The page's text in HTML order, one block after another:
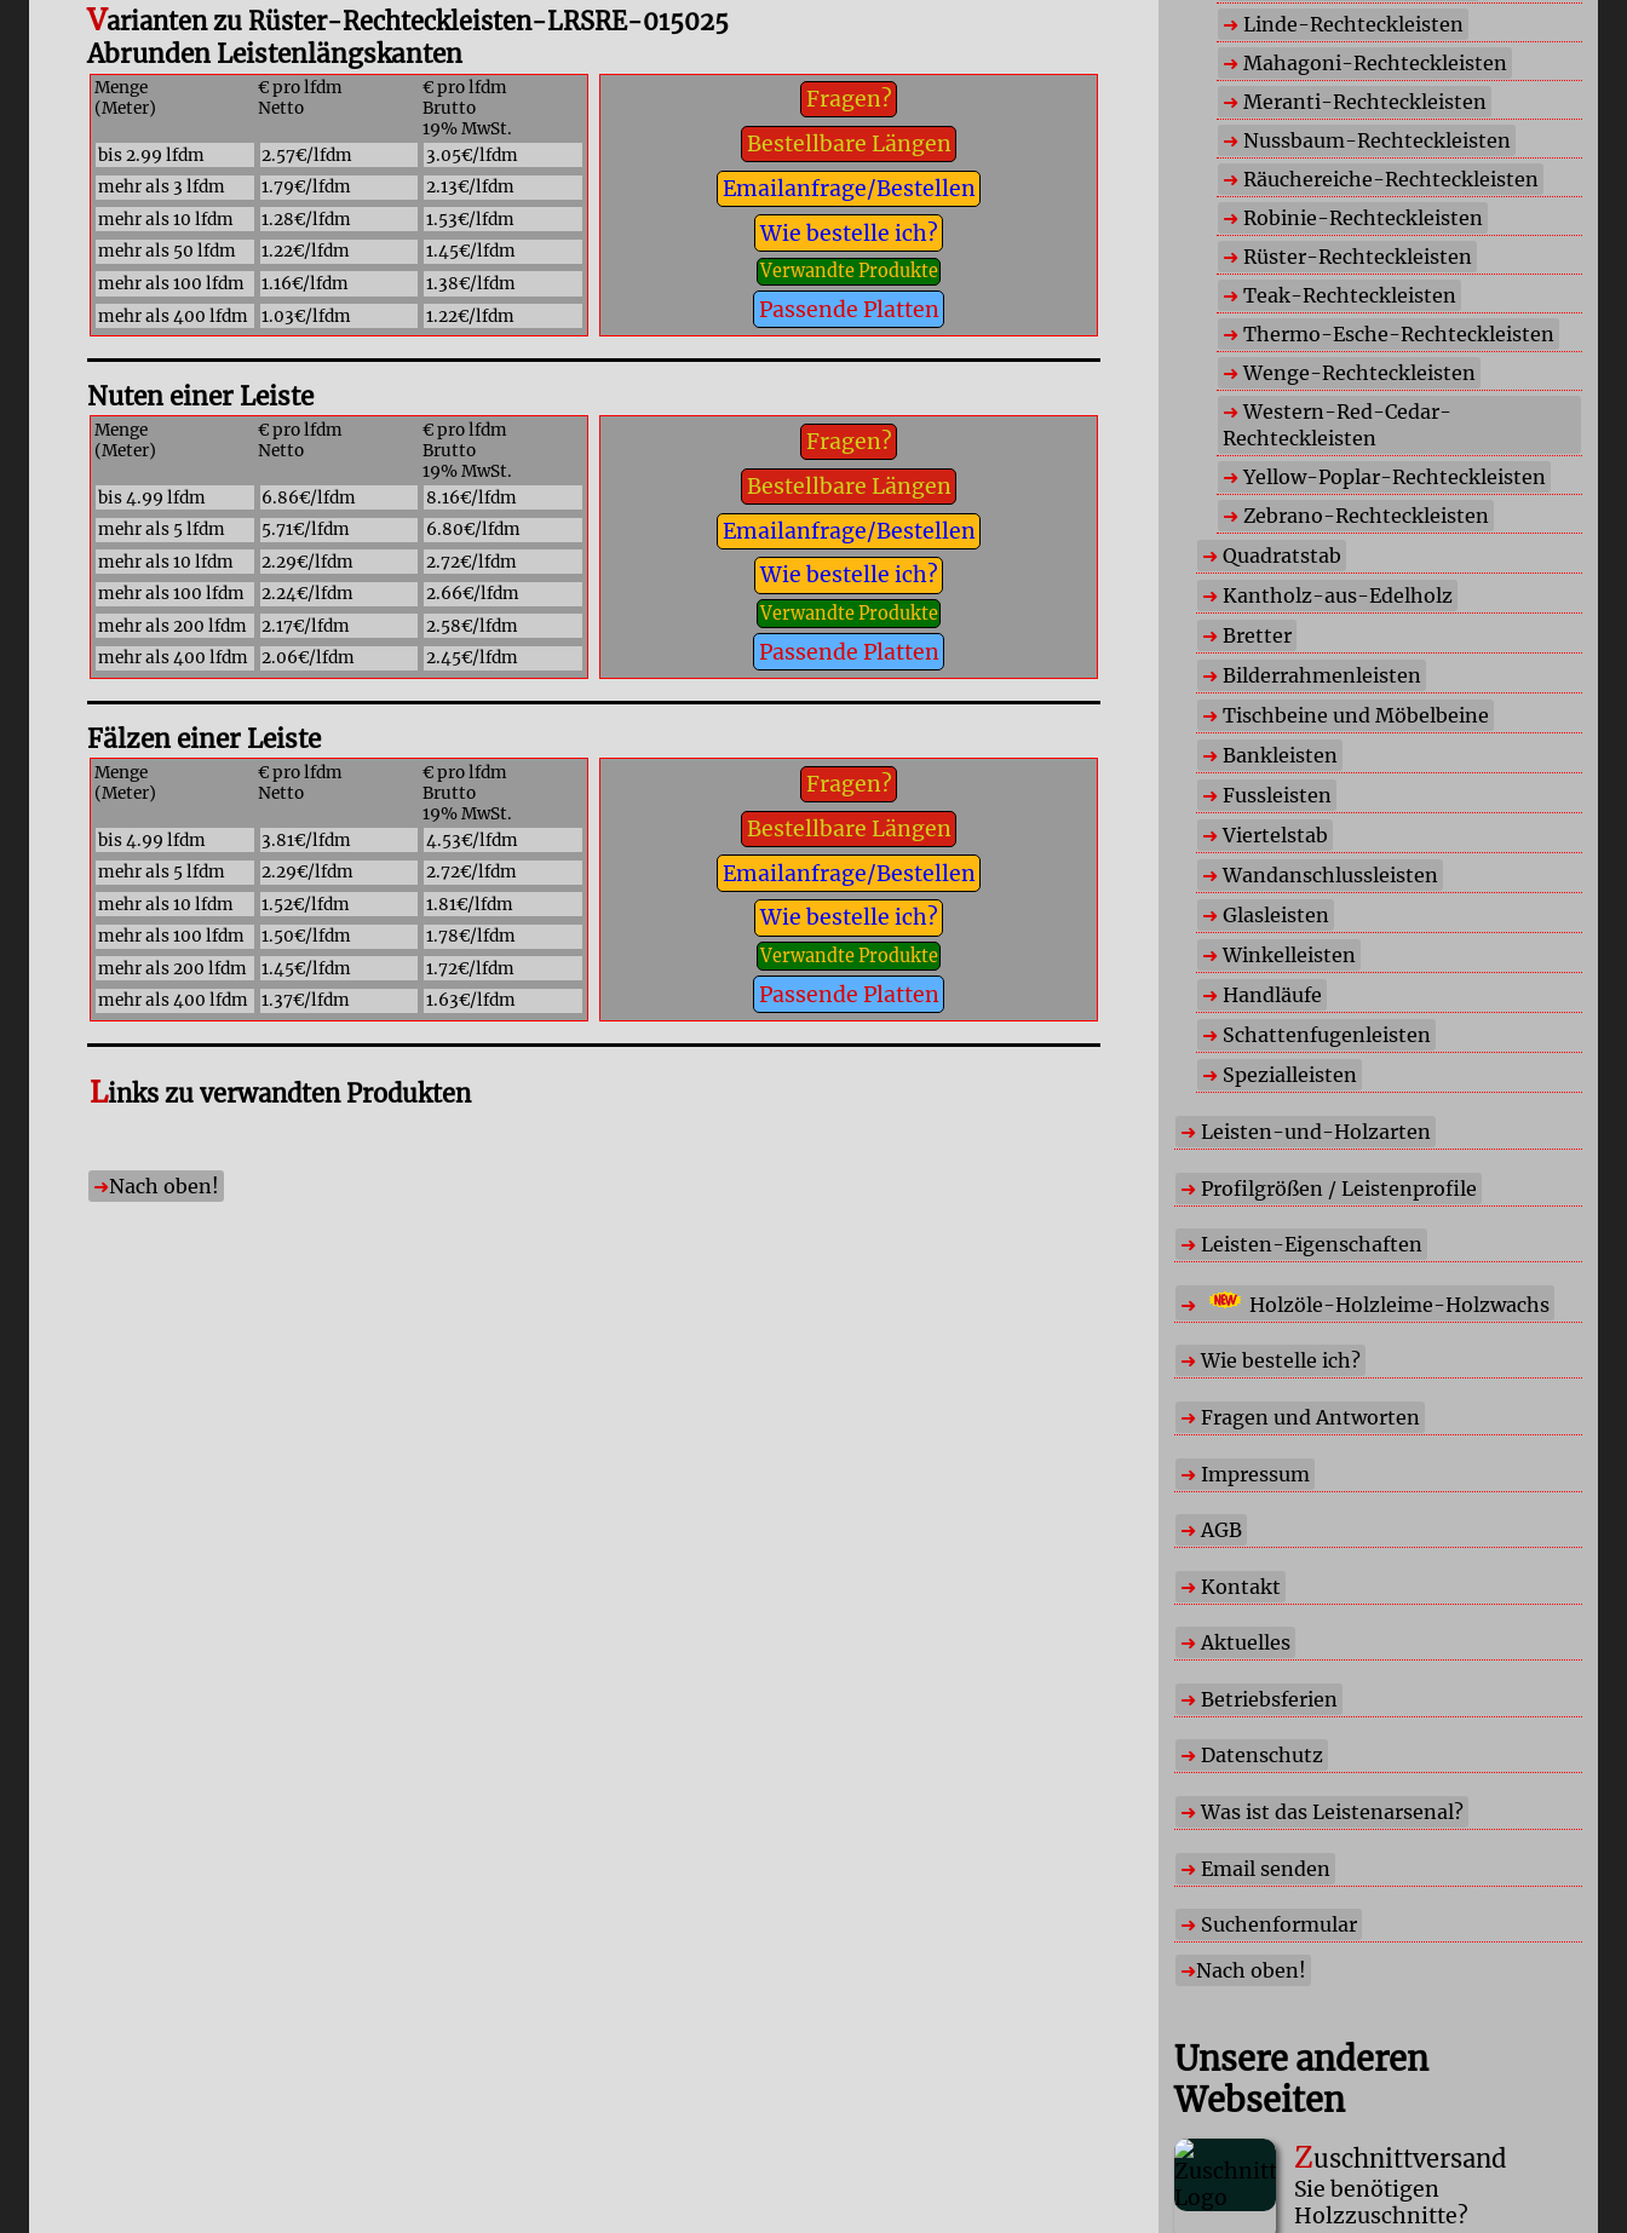
Varianten zu Rüster-Rechteckleisten-LRSRE-015025
Abrunden Leistenlängskanten
Menge
(Meter)
€ pro lfdm
Netto
€ pro lfdm
Brutto
19% MwSt.
bis 2.99 lfdm
2.57€/lfdm
3.05€/lfdm
mehr als 3 lfdm
1.79€/lfdm
2.13€/lfdm
mehr als 10 lfdm
1.28€/lfdm
1.53€/lfdm
mehr als 50 lfdm
1.22€/lfdm
1.45€/lfdm
mehr als 100 lfdm
1.16€/lfdm
1.38€/lfdm
mehr als 400 lfdm
1.03€/lfdm 1.22€/lfdm
Fragen?
Bestellbare Längen
Emailanfrage/Bestellen
Wie bestelle ich?
Verwandte Produkte
Passende Platten
Nuten einer Leiste
Menge
(Meter)
€ pro lfdm
Netto
€ pro lfdm
Brutto
19% MwSt.
bis 4.99 lfdm
6.86€/lfdm
8.16€/lfdm
mehr als 5 lfdm
5.71€/lfdm
6.80€/lfdm
mehr als 10 lfdm
2.29€/lfdm
2.72€/lfdm
mehr als 100 lfdm
2.24€/lfdm
2.66€/lfdm
mehr als 200 lfdm
2.17€/lfdm
2.58€/lfdm
mehr als 400 lfdm
2.06€/lfdm 2.45€/lfdm
Fragen?
Bestellbare Längen
Emailanfrage/Bestellen
Wie bestelle ich?
Verwandte Produkte
Passende Platten
Fälzen einer Leiste
Menge
(Meter)
€ pro lfdm
Netto
€ pro lfdm
Brutto
19% MwSt.
bis 4.99 lfdm
3.81€/lfdm
4.53€/lfdm
mehr als 5 lfdm
2.29€/lfdm
2.72€/lfdm
mehr als 10 lfdm
1.52€/lfdm
1.81€/lfdm
mehr als 100 lfdm
1.50€/lfdm
1.78€/lfdm
mehr als 200 lfdm
1.45€/lfdm
1.72€/lfdm
mehr als 400 lfdm
1.37€/lfdm 1.63€/lfdm
Fragen?
Bestellbare Längen
Emailanfrage/Bestellen
Wie bestelle ich?
Verwandte Produkte
Passende Platten
Links zu verwandten Produkten
Nach oben!
Linde-Rechteckleisten
Mahagoni-Rechteckleisten
Meranti-Rechteckleisten
Nussbaum-Rechteckleisten
Räuchereiche-Rechteckleisten
Robinie-Rechteckleisten
Rüster-Rechteckleisten
Teak-Rechteckleisten
Thermo-Esche-Rechteckleisten
Wenge-Rechteckleisten
Western-Red-Cedar-
Rechteckleisten
Yellow-Poplar-Rechteckleisten
Zebrano-Rechteckleisten
Quadratstab
Kantholz-aus-Edelholz
Bretter
Bilderrahmenleisten
Tischbeine und Möbelbeine
Bankleisten
Fussleisten
Viertelstab
Wandanschlussleisten
Glasleisten
Winkelleisten
Handläufe
Schattenfugenleisten
Spezialleisten
Leisten-und-Holzarten
Profilgrößen / Leistenprofile
Leisten-Eigenschaften
Holzöle-Holzleime-Holzwachs
Wie bestelle ich?
Fragen und Antworten
Impressum
AGB
Kontakt
Aktuelles
Betriebsferien
Datenschutz
Was ist das Leistenarsenal?
Email senden
Suchenformular
Nach oben!
Unsere anderen
Webseiten
Zuschnittversand
Sie benötigen
Holzzuschnitte?